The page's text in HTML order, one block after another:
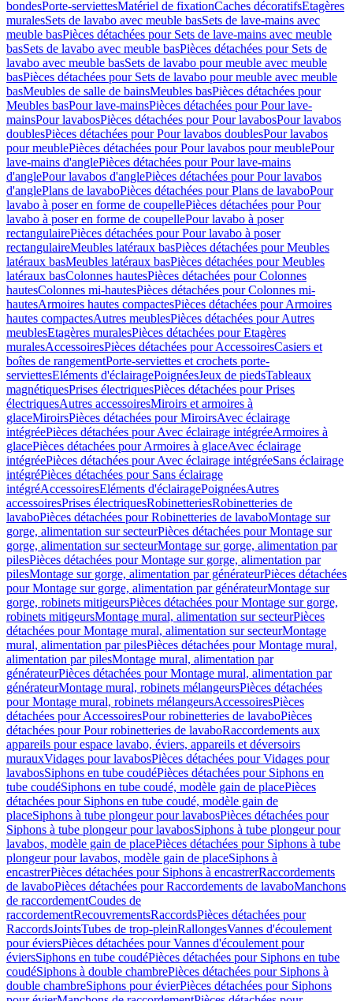
bondesPorte-serviettesMatériel de fixationCaches décoratifsEtagères
muralesSets de lavabo avec meuble basSets de lave-mains avec
meuble basPièces détachées pour Sets de lave-mains avec meuble
basSets de lavabo avec meuble basPièces détachées pour Sets de
lavabo avec meuble basSets de lavabo pour meuble avec meuble
basPièces détachées pour Sets de lavabo pour meuble avec meuble
basMeubles de salle de bainsMeubles basPièces détachées pour
Meubles basPour lave-mainsPièces détachées pour Pour lave-
mainsPour lavabosPièces détachées pour Pour lavabosPour lavabos
doublesPièces détachées pour Pour lavabos doublesPour lavabos
pour meublePièces détachées pour Pour lavabos pour meublePour
lave-mains d'anglePièces détachées pour Pour lave-mains
d'anglePour lavabos d'anglePièces détachées pour Pour lavabos
d'anglePlans de lavaboPièces détachées pour Plans de lavaboPour
lavabo à poser en forme de coupellePièces détachées pour Pour
lavabo à poser en forme de coupellePour lavabo à poser
rectangulairePièces détachées pour Pour lavabo à poser
rectangulaireMeubles latéraux basPièces détachées pour Meubles
latéraux basMeubles latéraux basPièces détachées pour Meubles
latéraux basColonnes hautesPièces détachées pour Colonnes
hautesColonnes mi-hautesPièces détachées pour Colonnes mi-
hautesArmoires hautes compactesPièces détachées pour Armoires
hautes compactesAutres meublesPièces détachées pour Autres
meublesEtagères muralesPièces détachées pour Etagères
muralesAccessoiresPièces détachées pour AccessoiresCasiers et
boîtes de rangementPorte-serviettes et crochets porte-
serviettesEléments d'éclairagePoignéesJeux de piedsTableaux
magnétiquesPrises électriquesPièces détachées pour Prises
électriquesAutres accessoiresMiroirs et armoires à
glaceMiroirsPièces détachées pour MiroirsAvec éclairage
intégréePièces détachées pour Avec éclairage intégréeArmoires à
glacePièces détachées pour Armoires à glaceAvec éclairage
intégréePièces détachées pour Avec éclairage intégréeSans éclairage
intégréPièces détachées pour Sans éclairage
intégréAccessoiresEléments d'éclairagePoignéesAutres
accessoiresPrises électriquesRobinetteriesRobinetteries de
lavaboPièces détachées pour Robinetteries de lavaboMontage sur
gorge, alimentation sur secteurPièces détachées pour Montage sur
gorge, alimentation sur secteurMontage sur gorge, alimentation par
pilesPièces détachées pour Montage sur gorge, alimentation par
pilesMontage sur gorge, alimentation par générateurPièces détachées
pour Montage sur gorge, alimentation par générateurMontage sur
gorge, robinets mitigeursPièces détachées pour Montage sur gorge,
robinets mitigeursMontage mural, alimentation sur secteurPièces
détachées pour Montage mural, alimentation sur secteurMontage
mural, alimentation par pilesPièces détachées pour Montage mural,
alimentation par pilesMontage mural, alimentation par
générateurPièces détachées pour Montage mural, alimentation par
générateurMontage mural, robinets mélangeursPièces détachées
pour Montage mural, robinets mélangeursAccessoiresPièces
détachées pour AccessoiresPour robinetteries de lavaboPièces
détachées pour Pour robinetteries de lavaboRaccordements aux
appareils pour espace lavabo, éviers, appareils et déversoirs
murauxVidages pour lavabosPièces détachées pour Vidages pour
lavabosSiphons en tube coudéPièces détachées pour Siphons en
tube coudéSiphons en tube coudé, modèle gain de placePièces
détachées pour Siphons en tube coudé, modèle gain de
placeSiphons à tube plongeur pour lavabosPièces détachées pour
Siphons à tube plongeur pour lavabosSiphons à tube plongeur pour
lavabos, modèle gain de placePièces détachées pour Siphons à tube
plongeur pour lavabos, modèle gain de placeSiphons à
encastrerPièces détachées pour Siphons à encastrerRaccordements
de lavaboPièces détachées pour Raccordements de lavaboManchons
de raccordementCoudes de
raccordementRecouvrementsRaccordsPièces détachées pour
RaccordsJointsTubes de trop-pleinRallongesVannes d'écoulement
pour éviersPièces détachées pour Vannes d'écoulement pour
éviersSiphons en tube coudéPièces détachées pour Siphons en tube
coudéSiphons à double chambrePièces détachées pour Siphons à
double chambreSiphons pour évierPièces détachées pour Siphons